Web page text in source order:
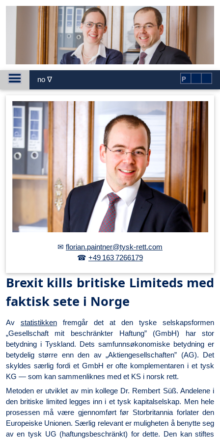
no ∇ P
✉ florian.paintner@tysk-rett.com
☎ +49 163 7266179
Brexit kills britiske Limiteds med
faktisk sete i Norge
Av statistikkenfremgår det at den tyske selskapsformen
„Gesellschaft mit beschränkter Haftung” (GmbH) har stor
betydning i Tyskland. Dets samfunnsøkonomiske betydning er
betydelig større enn den av „Aktiengesellschaften” (AG). Det
skyldes særlig fordi et GmbH er ofte komplementaren i et tysk
KG — som kan sammenliknes med et KS i norsk rett.
Metoden er utviklet av min kollege Dr. Rembert Süß. Andelene i
den britiske limited legges inn i et tysk kapitalselskap. Men hele
prosessen må være gjennomført før Storbritannia forlater den
Europeiske Unionen. Særlig relevant er muligheten å benytte seg
av en tysk UG (haftungsbeschränkt) for dette. Den kan stiftes